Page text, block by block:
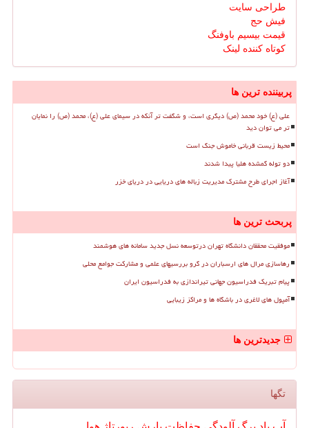
طراحی سایت
فیش حج
قیمت بیسیم باوفنگ
کوتاه کننده لینک
پربیننده ترین ها
علی (ع) خود محمد (ص) دیگری است، و شگفت تر آنکه در سیمای علی (ع)، محمد (ص) را نمایان
تر می توان دید
محیط زیست قربانی خاموش جنگ است
دو توله گمشده هلیا پیدا شدند
آغاز اجرای طرح مشترک مدیریت زباله های دریایی در دریای خزر
پربحث ترین ها
موفقیت محققان دانشگاه تهران درتوسعه نسل جدید سامانه های هوشمند
رهاسازی مرال های ارسباران در گرو بررسیهای علمی و مشارکت جوامع محلی
پیام تبریک فدراسیون جهانی تیراندازی به فدراسیون ایران
آمپول های لاغری در باشگاه ها و مراکز زیبایی
جدیدترین ها
تگها